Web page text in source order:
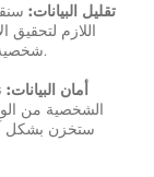
تقليل البيانات:
اللازم لتحقيق
شخصية لا تتعلق بالأغراض المحددة أو ليست ضرورية لها.
أمان البيانات:
الشخصية من
ستخزن بشكل